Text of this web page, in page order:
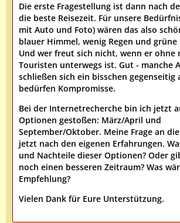
Die erste Fragestellung ist dann nach
die beste Reisezeit. Für unsere
mit Auto und Foto) wären das also
blauer Himmel, wenig Regen und
Und wer freut sich nicht, wenn er ohne
Touristen unterwegs ist. Gut - manche
schließen sich ein bisschen gegenseitig
bedürfen Kompromisse.
Bei der Internetrecherche bin ich jetzt
Optionen gestoßen: März/April und
September/Oktober. Meine Frage an
jetzt nach den eigenen Erfahrungen.
und Nachteile dieser Optionen? Oder
noch einen besseren Zeitraum? Was
Empfehlung?
Vielen Dank für Eure Unterstützung.